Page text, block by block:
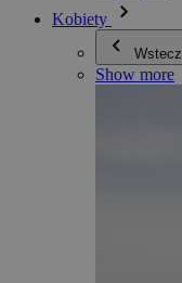
Kobiety
Wstecz
Show more